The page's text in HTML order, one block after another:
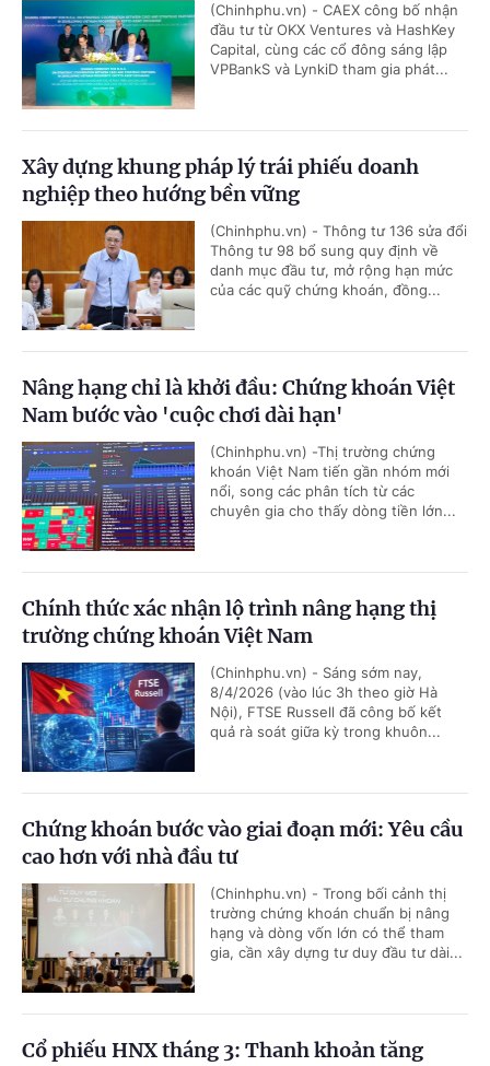
(Chinhphu.vn) - CAEX công bố nhận
đầu tư từ OKX Ventures và HashKey
Capital, cùng các cổ đông sáng lập
VPBankS và LynkiD tham gia phát...
Xây dựng khung pháp lý trái phiếu doanh
nghiệp theo hướng bền vững
(Chinhphu.vn) - Thông tư 136 sửa đổi
Thông tư 98 bổ sung quy định về
danh mục đầu tư, mở rộng hạn mức
của các quỹ chứng khoán, đồng...
Nâng hạng chỉ là khởi đầu: Chứng khoán Việt
Nam bước vào 'cuộc chơi dài hạn'
(Chinhphu.vn) -Thị trường chứng
khoán Việt Nam tiến gần nhóm mới
nổi, song các phân tích từ các
chuyên gia cho thấy dòng tiền lớn...
Chính thức xác nhận lộ trình nâng hạng thị
trường chứng khoán Việt Nam
(Chinhphu.vn) - Sáng sớm nay,
8/4/2026 (vào lúc 3h theo giờ Hà
Nội), FTSE Russell đã công bố kết
quả rà soát giữa kỳ trong khuôn...
Chứng khoán bước vào giai đoạn mới: Yêu cầu
cao hơn với nhà đầu tư
(Chinhphu.vn) - Trong bối cảnh thị
trường chứng khoán chuẩn bị nâng
hạng và dòng vốn lớn có thể tham
gia, cần xây dựng tư duy đầu tư dài...
Cổ phiếu HNX tháng 3: Thanh khoản tăng